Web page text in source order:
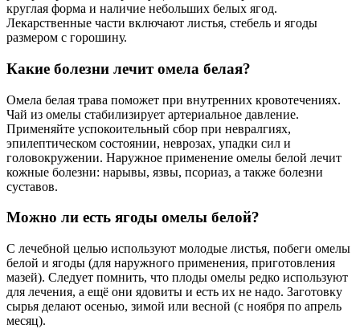
круглая форма и наличие небольших белых ягод.
Лекарственные части включают листья, стебель и ягоды
размером с горошину.
Какие болезни лечит омела белая?
Омела белая трава поможет при внутренних кровотечениях.
Чай из омелы стабилизирует артериальное давление.
Применяйте успокоительный сбор при невралгиях,
эпилептическом состоянии, неврозах, упадки сил и
головокружении. Наружное применение омелы белой лечит
кожные болезни: нарывы, язвы, псориаз, а также болезни
суставов.
Можно ли есть ягоды омелы белой?
С лечебной целью используют молодые листья, побеги омелы
белой и ягоды (для наружного применения, приготовления
мазей). Следует помнить, что плоды омелы редко используют
для лечения, а ещё они ядовиты и есть их не надо. Заготовку
сырья делают осенью, зимой или весной (с ноября по апрель
месяц).